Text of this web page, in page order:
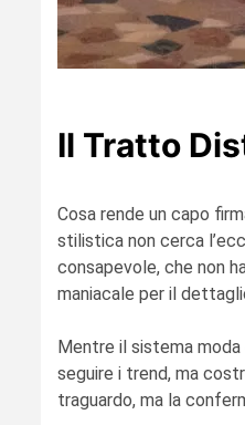
Il Tratto
Cosa rende un capo
stilistica non cerca
consapevole, che non
maniacale per il
Mentre il sistema
seguire i trend, ma
traguardo, ma la